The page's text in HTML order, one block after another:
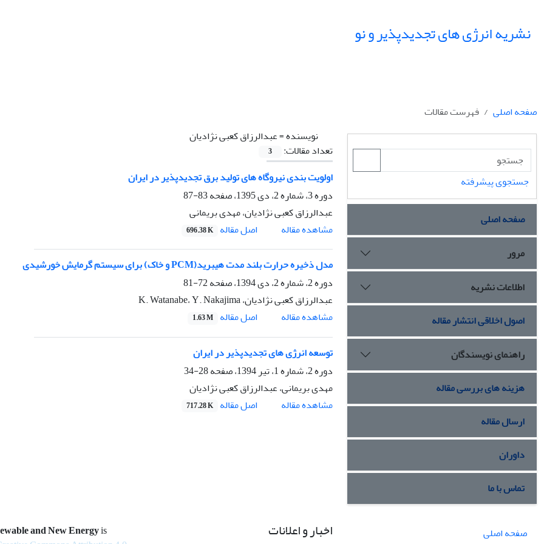
نشریه انرژی های تجدیدپذیر و نو
صفحه اصلی
فهرست مقالات
نویسنده =عبدالرزاق کعبی نژادیان
تعداد مقالات:
3
اولویت بندی نیروگاه های تولید برق تجدیدپذیر در ایران
دوره 3، شماره 2، دی 1395، صفحه
83-87
عبدالرزاق کعبی نژادیان، مهدی بریمانی
مشاهده مقاله
اصل مقاله 696.38 K
مدل ذخیره حرارت بلند مدت هیبرید(PCM و خاک) برای سیستم گرمایش خورشیدی
دوره 2، شماره 2، دی 1394، صفحه
72-81
عبدالرزاق کعبی نژادیان، K. Watanabe، Y. Nakajima
مشاهده مقاله
اصل مقاله 1.63 M
توسعه انرژی های تجدیدپذیر در ایران
دوره 2، شماره 1، تیر 1394، صفحه
28-34
مهدی بریمانی، عبدالرزاق کعبی نژادیان
مشاهده مقاله
اصل مقاله 717.28 K
جستجوی پیشرفته
صفحه اصلی
مرور
اطلاعات نشریه
اصول اخلاقی انتشار مقاله
راهنمای نویسندگان
هزینه های بررسی مقاله
ارسال مقاله
داوران
تماس با ما
صفحه اصلی
اخبار و اعلانات and New Energyis